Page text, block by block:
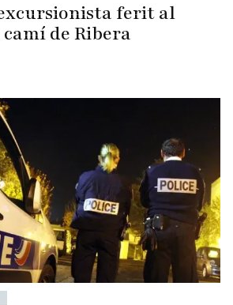
ferit al
de Ribera